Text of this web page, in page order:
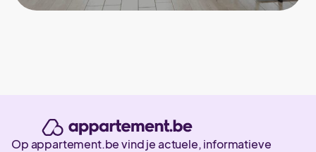
Op appartement.be vind je actuele, informatieve